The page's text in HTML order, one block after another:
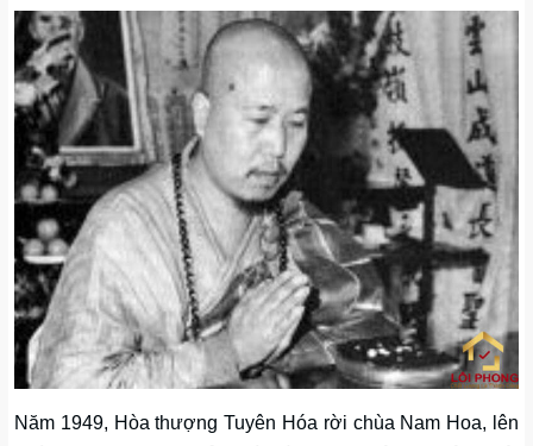
Năm 1949, Hòa thượng Tuyên Hóa rời chùa Nam Hoa, lên